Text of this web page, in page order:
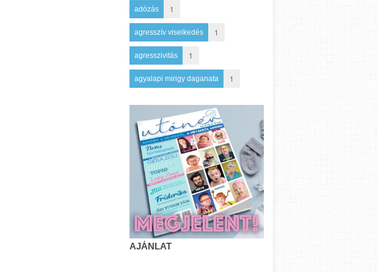
adózás 1
agresszív viselkedés 1
agresszivitás 1
agyalapi mirigy daganata 1
AJÁNLAT